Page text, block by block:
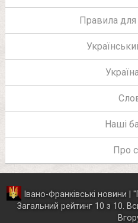
Правила для
Наші
Про
Івано-Франківські новини | "
Загальний рейтинг 10 з 10.